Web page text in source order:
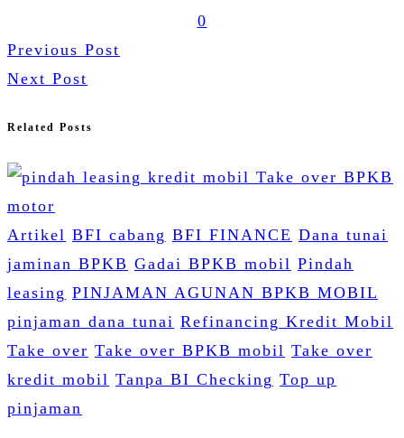
0
Previous Post
Next Post
Related Posts
Artikel BFI cabang BFI FINANCE Dana tunai
jaminan BPKB Gadai BPKB mobil Pindah
leasing PINJAMAN AGUNAN BPKB MOBIL
pinjaman dana tunai Refinancing Kredit Mobil
Take over Take over BPKB mobil Take over
kredit mobil Tanpa BI Checking Top up
pinjaman